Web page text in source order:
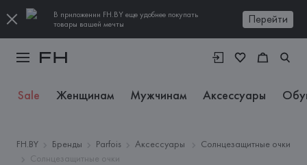
В приложении FH.BY еще удобнее покупать
товары вашей мечты
Перейти
Sale Женщинам Мужчинам Аксессуары
FH.BY Бренды Parfois Аксессуары
Солнцезащитные очки
Солнцезащитные очки